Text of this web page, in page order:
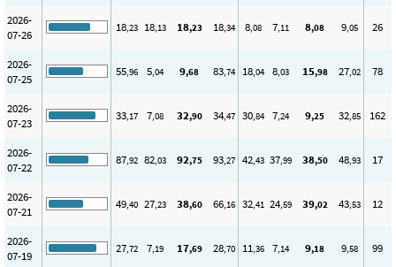
2026-
07-26
18,23 18,13 18,23 18,34 8,08 7,11 8,08 9,05 26
2026-
07-25
55,96 5,04 9,68 83,74 18,04 8,03 15,98 27,02 78
2026-
07-23
33,17 7,08 32,90 34,47 30,84 7,24 9,25 32,85 162
2026-
07-22
87,92 82,03 92,75 93,27 42,43 37,99 38,50 48,93 17
2026-
07-21
49,40 27,23 38,60 66,16 32,41 24,59 39,02 43,53 12
2026-
07-19
27,72 7,19 17,69 28,70 11,36 7,14 9,18 9,58 99